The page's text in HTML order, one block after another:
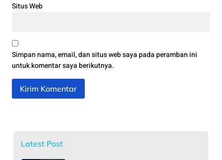
Situs Web
Simpan nama, email, dan situs web saya pada peramban ini
untuk komentar saya berikutnya.
Latest Post